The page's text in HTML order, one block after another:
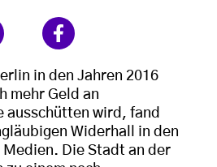
in den Jahren 2016
mehr Geld an
ausschütten wird, fand
Widerhall in den
Die Stadt an der